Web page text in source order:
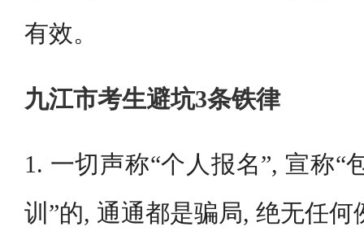
有效。
九江市考生避坑3条铁律
1. 一切声称“个人报名”, 宣称“
训”的, 通通都是骗局, 绝无任何